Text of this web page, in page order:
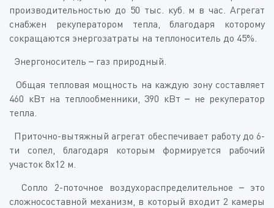
производительностью до 50 тыс. куб. м в час. Агрегат
снабжен рекуператором тепла, благодаря которому
сокращаются энергозатраты на теплоноситель до 45%.
Энергоноситель – газ природный.
Общая тепловая мощность на каждую зону составляет
460 кВт на теплообменники, 390 кВт – не рекуператор
тепла.
Приточно-вытяжный агрегат обеспечивает работу до 6-
ти сопел, благодаря которым формируется рабочий
участок 8х12 м.
Сопло 2-поточное воздухораспределительное – это
сложносоставной механизм, в который входит 2 камеры